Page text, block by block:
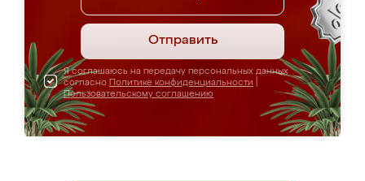
Отправить
Я соглашаюсь на передачу персональных данных
согласно Политике конфиденциальности
Пользовательскому соглашению